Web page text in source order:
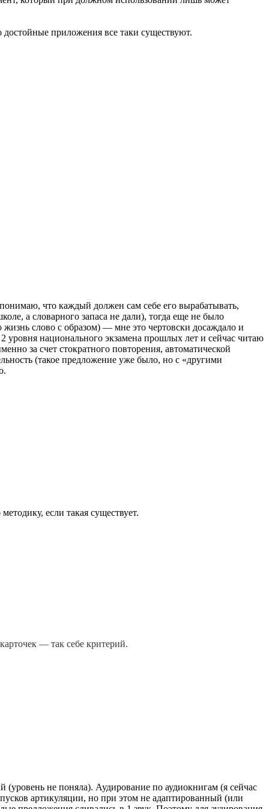
приложения все таки существуют.
что каждый должен сам себе его вырабатывать,
а словарного запаса не дали), тогда еще не было
слово с образом) — мне это чертовски досаждало и
национального экзамена прошлых лет и сейчас читаю
за счет стократного повторения, автоматической
(такое предложение уже было, но с «другими
если такая существует.
— так себе критерий.
не поняла). Аудирование по аудиокнигам (я сейчас
артикуляции, но при этом не адаптированный (или